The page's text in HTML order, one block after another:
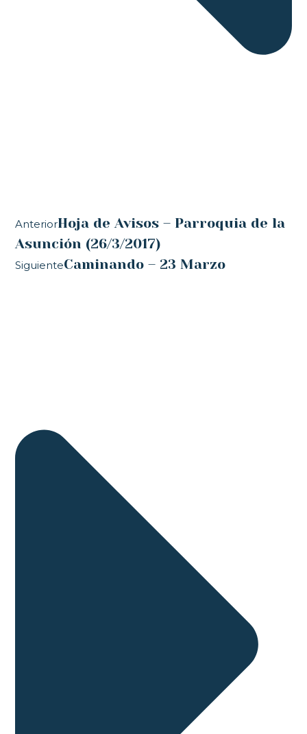
AnteriorHoja de Avisos – Parroquia de la
Asunción (26/3/2017)
SiguienteCaminando – 23 Marzo